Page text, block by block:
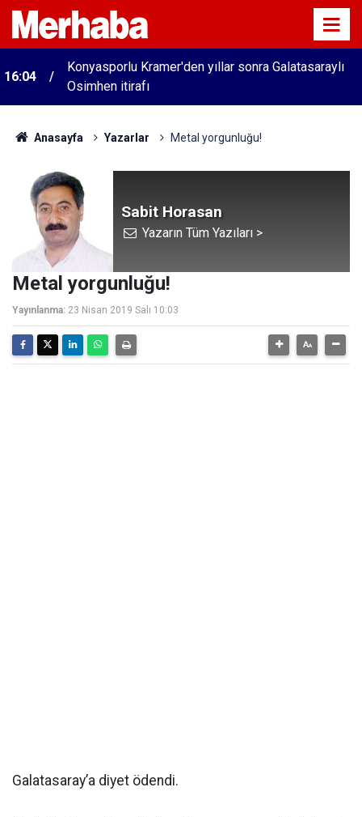
16:04
Konyasporlu Kramer'den yıllar sonra Galatasaraylı
Osimhen itirafı
Anasayfa Yazarlar Metal yorgunluğu!
Sabit Horasan
Yazarın Tüm Yazıları >
Metal yorgunluğu!
Yayınlanma: 23 Nisan 2019 Salı 10:03
Galatasaray’a diyet ödendi.